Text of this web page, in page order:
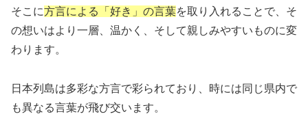
そこに方言による「好き」の言葉を取り入れることで、そ
の想いはより一層、温かく、そして親しみやすいものに変
わります。
日本列島は多彩な方言で彩られており、時には同じ県内で
も異なる言葉が飛び交います。